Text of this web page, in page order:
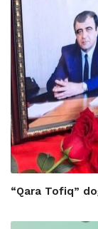
“Qara Tofiq”